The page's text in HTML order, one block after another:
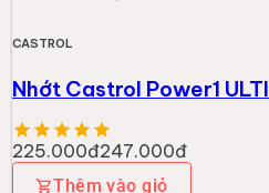
-10%
CASTROL